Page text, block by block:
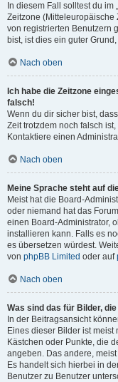
In diesem Fall solltest du im
Zeitzone (Mitteleuropäische
von registrierten Benutzern
bist, ist dies ein guter
Nach oben
Ich habe die Zeitzone
falsch!
Wenn du dir sicher bist,
Zeit trotzdem noch falsch
Kontaktiere einen
Nach oben
Meine Sprache steht auf
Meist hat die Board-
oder niemand hat das
einen Board-Administrator,
installieren kann. Falls es
es übersetzen würdest.
von phpBB Limited oder auf
Nach oben
Was sind das für Bilder,
In der Beitragsansicht
Eines dieser Bilder ist meist
Kästchen oder Punkte, die
angeben. Das andere,
Es handelt sich hierbei in
Benutzer zu Benutzer